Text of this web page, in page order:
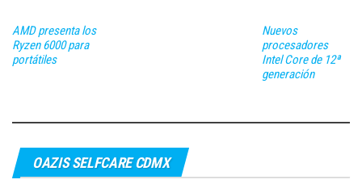
AMD presenta los
Ryzen 6000 para
portátiles
Nuevos
procesadores
Intel Core de 12ª
generación
OAZIS SELFCARE CDMX